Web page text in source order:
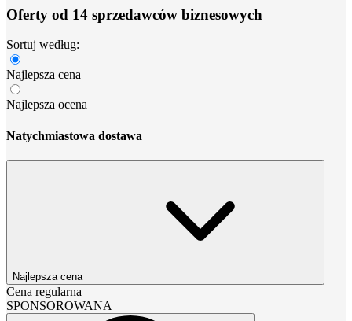
Oferty od 14 sprzedawców biznesowych
Sortuj według:
Najlepsza cena
Najlepsza ocena
Natychmiastowa dostawa
Najlepsza cena
Cena regularna
SPONSOROWANA